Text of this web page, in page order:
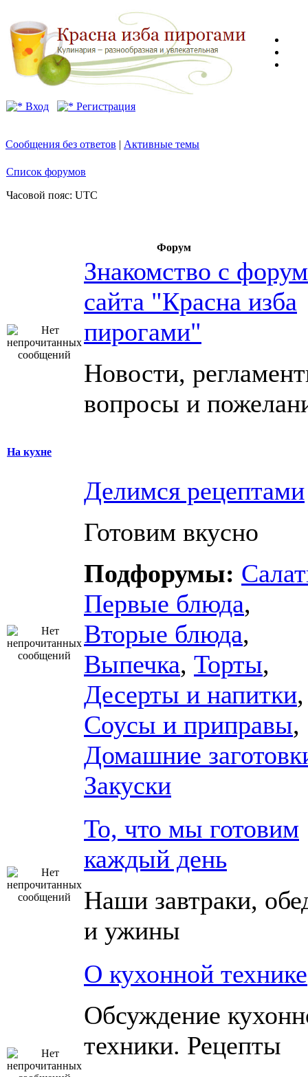
Вход Регистрация
Сообщения без ответов | Активные темы
Список форумов
Часовой пояс: UTC
Форум
Знакомство с
сайта "Красна изба
пирогами"
Новости,
вопросы и
На кухне
Делимся рецептами
Готовим вкусно
Подфорумы:
Первые блюда,
Вторые блюда,
Выпечка, Торты,
Десерты и напитки,
Соусы и приправы,
Домашние
Закуски
То, что мы готовим
каждый день
Наши завтраки,
и ужины
О кухонной технике
Обсуждение
техники. Рецепты